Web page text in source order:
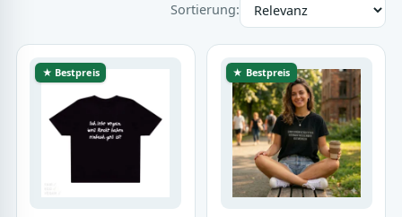
Sortierung:
★ Bestpreis ★ Bestpreis